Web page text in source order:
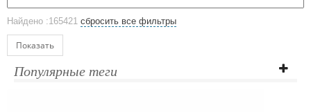
Аксессуары
Ежедневники и блокноты
Датированные ежедневники
Найдено :165421 сбросить все фильтры
Показать
Популярные теги